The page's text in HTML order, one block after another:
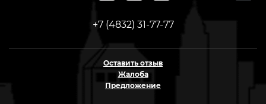
+7 (4832) 31-77-77
Оставить отзыв
Жалоба
Предложение